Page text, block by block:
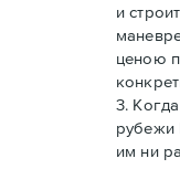
и
ценою
3.
рубежи
им ни